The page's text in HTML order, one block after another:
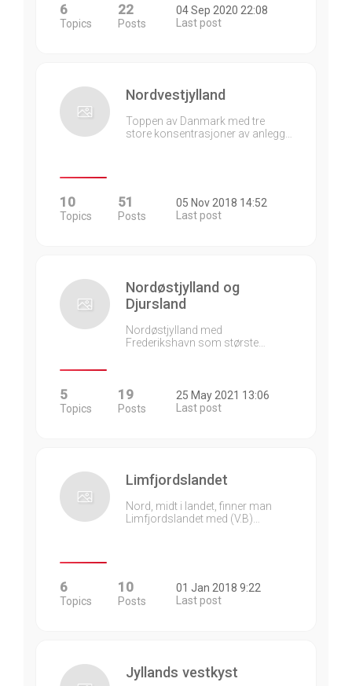
6
Topics
22
Posts
04 Sep 2020 22:08
Last post
Nordvestjylland
Toppen av Danmark med tre
store konsentrasjoner av anlegg…
10
Topics
51
Posts
05 Nov 2018 14:52
Last post
Nordøstjylland og
Djursland
Nordøstjylland med
Frederikshavn som største…
5
Topics
19
Posts
25 May 2021 13:06
Last post
Limfjordslandet
Nord, midt i landet, finner man
Limfjordslandet med (V.B)…
6
Topics
10
Posts
01 Jan 2018 9:22
Last post
Jyllands vestkyst